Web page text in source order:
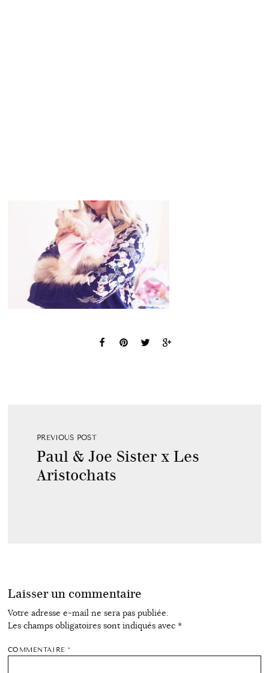
PREVIOUS POST
Paul & Joe Sister x Les
Aristochats
Laisser un commentaire
Votre adresse e-mail ne sera pas publiée.
Les champs obligatoires sont indiqués avec *
COMMENTAIRE*